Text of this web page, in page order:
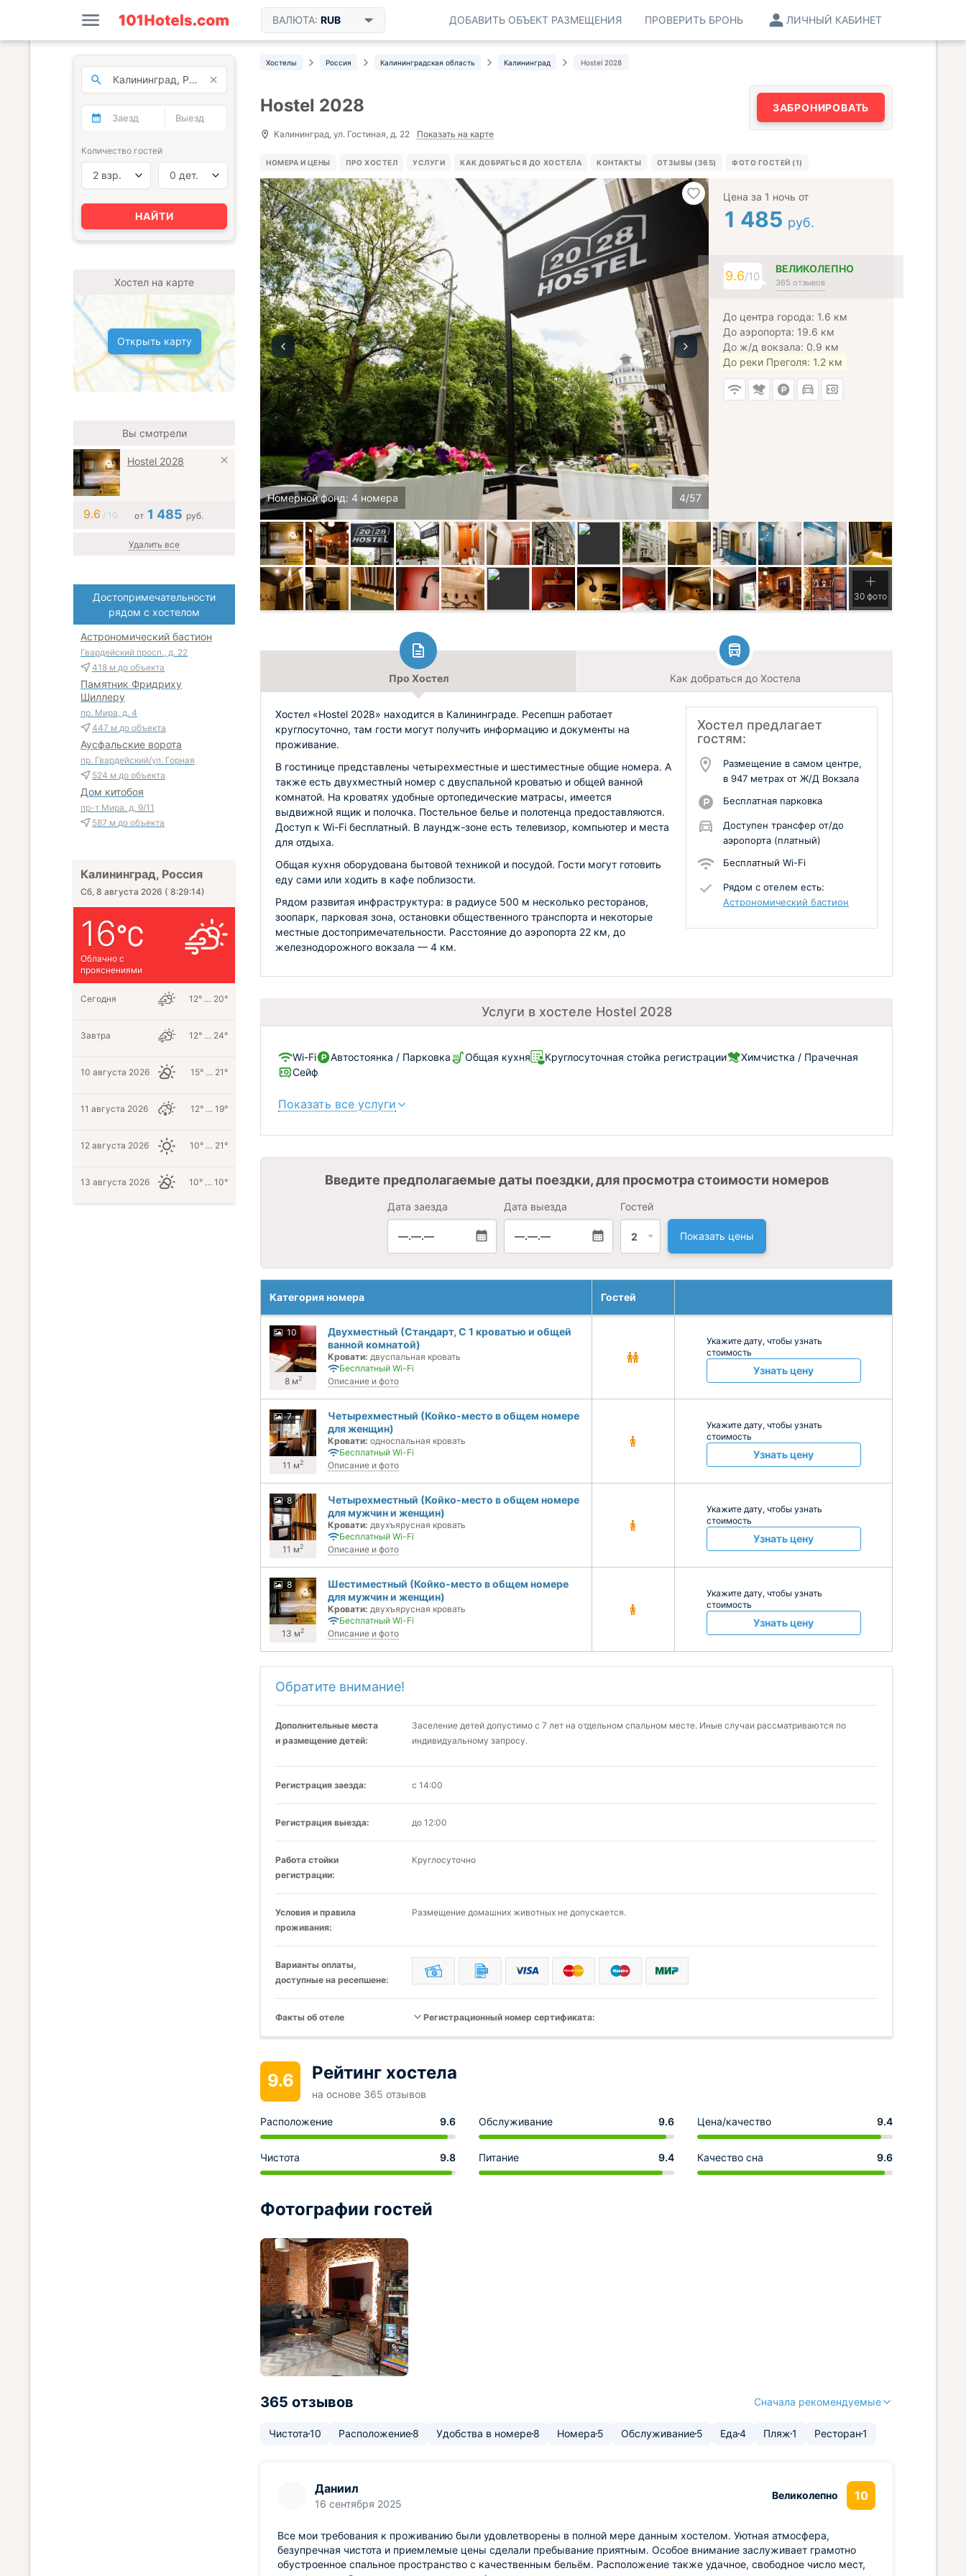
ВАЛЮТА: RUB ЛИЧНЫЙ КАБИНЕТ
ПРОВЕРИТЬ БРОНЬ
ДОБАВИТЬ ОБЪЕКТ РАЗМЕЩЕНИЯ
Хостелы Россия Калининградская область Калининград Hostel 2028
Hostel 2028
Калининград, ул. Гостиная, д. 22 Показать на карте
ЗАБРОНИРОВАТЬ
НОМЕРА И ЦЕНЫ ПРО ХОСТЕЛ УСЛУГИ КАК ДОБРАТЬСЯ ДО ХОСТЕЛА КОНТАКТЫ ОТЗЫВЫ (365) ФОТО ГОСТЕЙ (1)
Номерной фонд: 4 номера
Цена за 1 ночь от
1 485 руб.
9.6/10
ВЕЛИКОЛЕПНО
365 отзывов
До центра города: 1.6 км
До аэропорта: 19.6 км
До ж/д вокзала: 0.9 км
До реки Преголя: 1.2 км
30 фото
Про Хостел Как добраться до Хостела
Хостел предлагает
гостям:
Размещение в самом центре,
в 947 метрах от Ж/Д Вокзала
Бесплатная парковка
Доступен трансфер от/до
аэропорта (платный)
Бесплатный Wi-Fi
Рядом с отелем есть:
Астрономический бастион
Хостел «Hostel 2028» находится в Калининграде. Ресепшн работает
круглосуточно, там гости могут получить информацию и документы на
проживание.
В гостинице представлены четырехместные и шестиместные общие номера. А
также есть двухместный номер с двуспальной кроватью и общей ванной
комнатой. На кроватях удобные ортопедические матрасы, имеется
выдвижной ящик и полочка. Постельное белье и полотенца предоставляются.
Доступ к Wi-Fi бесплатный. В лаундж-зоне есть телевизор, компьютер и места
для отдыха.
Общая кухня оборудована бытовой техникой и посудой. Гости могут готовить
еду сами или ходить в кафе поблизости.
Рядом развитая инфраструктура: в радиусе 500 м несколько ресторанов,
зоопарк, парковая зона, остановки общественного транспорта и некоторые
местные достопримечательности. Расстояние до аэропорта 22 км, до
железнодорожного вокзала — 4 км.
Услуги в хостеле Hostel 2028
Wi-Fi Автостоянка / Парковка Общая кухня Круглосуточная стойка регистрации
Химчистка / Прачечная
Сейф
Показать все услуги
Введите предполагаемые даты поездки, для просмотра стоимости номеров
Дата заезда
—.—.—
Дата выезда
—.—.—
Гостей
2 Показать цены
Категория номера Гостей
10
8 м2
Двухместный (Стандарт, С 1 кроватью и общей
ванной комнатой)
Кровати: двуспальная кровать
Бесплатный Wi-Fi
Описание и фото
Укажите дату, чтобы узнать
стоимость
Узнать цену
7
11 м2
Четырехместный (Койко-место в общем номере
для женщин)
Кровати: односпальная кровать
Бесплатный Wi-Fi
Описание и фото
Укажите дату, чтобы узнать
стоимость
Узнать цену
8
11 м2
Четырехместный (Койко-место в общем номере
для мужчин и женщин)
Кровати: двухъярусная кровать
Бесплатный Wi-Fi
Описание и фото
Укажите дату, чтобы узнать
стоимость
Узнать цену
8
13 м2
Шестиместный (Койко-место в общем номере
для мужчин и женщин)
Кровати: двухъярусная кровать
Бесплатный Wi-Fi
Описание и фото
Укажите дату, чтобы узнать
стоимость
Узнать цену
Обратите внимание!
Дополнительные места
и размещение детей:
Заселение детей допустимо с 7 лет на отдельном спальном месте. Иные случаи рассматриваются по
индивидуальному запросу.
Регистрация заезда: с 14:00
Регистрация выезда: до 12:00
Работа стойки
регистрации:
Круглосуточно
Условия и правила
проживания:
Размещение домашних животных не допускается.
Варианты оплаты,
доступные на ресепшене:
Факты об отеле Регистрационный номер сертификата:
9.6 Рейтинг хостела
на основе 365 отзывов
Расположение 9.6 Обслуживание 9.6 Цена/качество 9.4
Чистота 9.8 Питание 9.4 Качество сна 9.6
Фотографии гостей
365 отзывов Сначала рекомендуемые
Чистота10 Расположение8 Удобства в номере8 Номера 5 Обслуживание5 Еда4 Пляж1 Ресторан1
Даниил
16 сентября 2025
Великолепно 10
Все мои требования к проживанию были удовлетворены в полной мере данным хостелом. Уютная атмосфера,
безупречная чистота и приемлемые цены сделали пребывание приятным. Особое внимание заслуживает грамотно
обустроенное спальное пространство с качественным бельём. Расположение также удачное, свободное число мест,
Количество гостей
2 взр. 0 дет.
НАЙТИ
Хостел на карте
Открыть карту
Вы смотрели
Hostel 2028
9.6 / 10 от 1 485 руб.
Удалить все
Достопримечательности
рядом с хостелом
Астрономический бастион
Гвардейский просп., д. 22
418 м до объекта
Памятник Фридриху
Шиллеру
пр. Мира, д. 4
447 м до объекта
Аусфальские ворота
пр. Гвардейский/ул. Горная
524 м до объекта
Дом китобоя
пр-т Мира. д. 9/11
587 м до объекта
Калининград, Россия
Сб, 8 августа 2026 ( 8:29:15)
16
Облачно с
прояснениями
Сегодня 12° … 20°
Завтра 12° … 24°
10 августа 2026 15° … 21°
11 августа 2026 12° … 19°
12 августа 2026 10° … 21°
13 августа 2026 10° … 10°